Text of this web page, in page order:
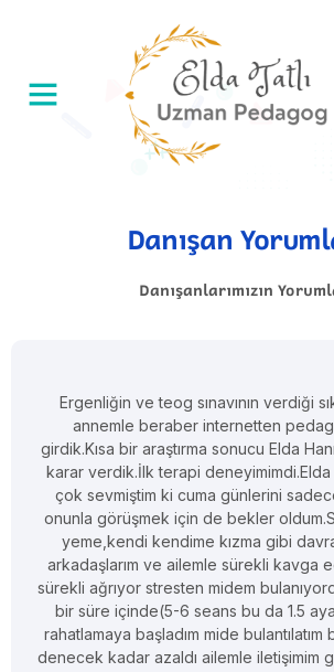
Danışan
Danışanlarımızın
Ergenliğin ve teog sınavının verdiği
annemle beraber internetten
girdik.Kısa bir araştırma sonucu Elda
karar verdik.İlk terapi deneyimimdi.Elda
çok sevmiştim ki cuma günlerini
onunla görüşmek için de bekler
yeme,kendi kendime kızma gibi
arkadaşlarım ve ailemle sürekli kavga
sürekli ağrıyor stresten midem
bir süre içinde(5-6 seans bu da 1.5
rahatlamaya başladım mide bulantılatım
denecek kadar azaldı ailemle iletişimim